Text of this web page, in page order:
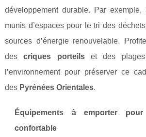
développement durable. Par exemple,
munis d’espaces pour le tri des
sources d’énergie renouvelable.
descriques porteilset des plages
l’environnement pour préserver ce
des Pyrénées Orientales.
Équipements à emporter
confortable